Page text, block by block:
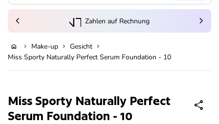
In den Warenkorb legen
(Link öffnet in neuem Tab/Fenster)
Zahlen auf Rechnung
chevron_left chevron_right
home chevron_right Make-up chevron_right Gesicht chevron_right
Miss Sporty Naturally Perfect Serum Foundation - 10
Miss Sporty Naturally Perfect
Serum Foundation - 10
share